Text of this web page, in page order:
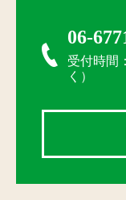
06-
受付時間
く）